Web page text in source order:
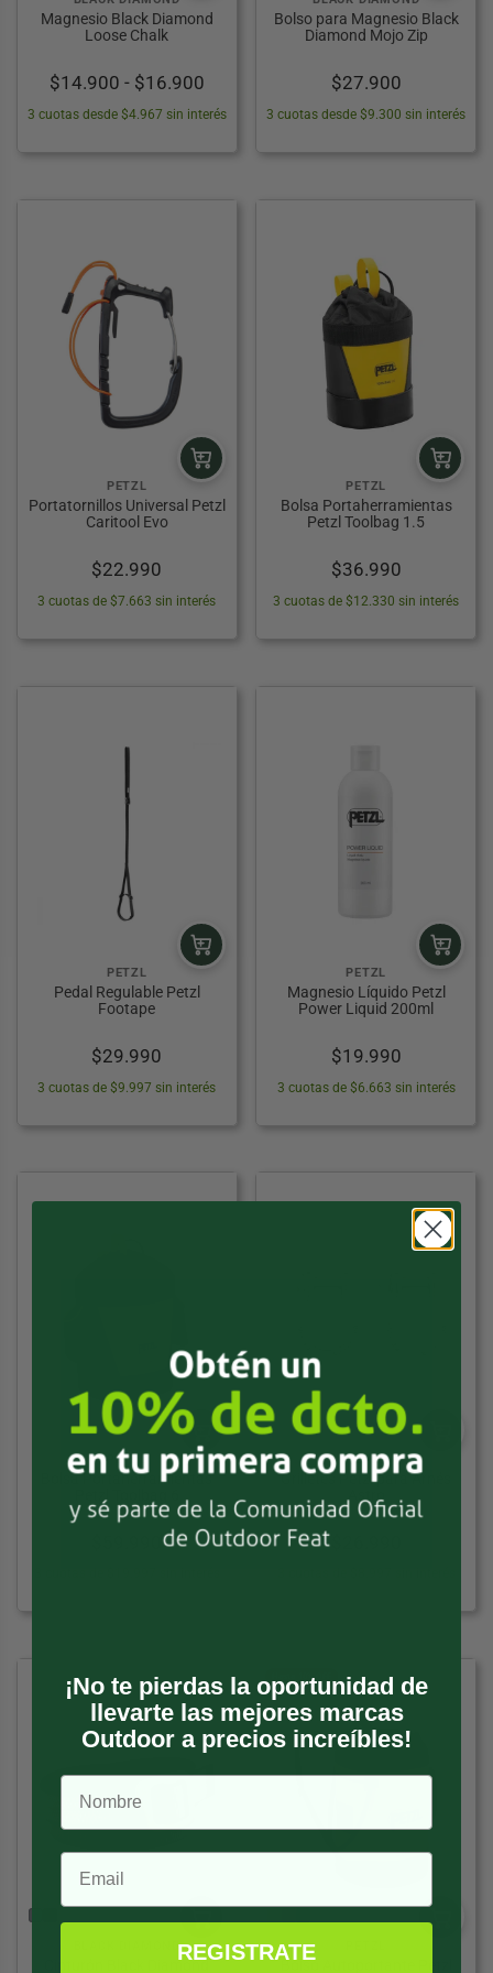
Magnesio Black Diamond
Loose Chalk
$14.900 - $16.900Rango
de
desde
3 cuotas desde $4.967 sin interés
Bolso para Magnesio Black
Diamond Mojo Zip
$27.900
3 cuotas desde $9.300 sin interés
PETZL
Portatornillos Universal Petzl
Caritool Evo
$22.990
3 cuotas de $7.663 sin interés
PETZL
Bolsa Portaherramientas
Petzl Toolbag 1.5
$36.990
3 cuotas de $12.330 sin interés
PETZL
Pedal Regulable Petzl
Footape
$29.990
3 cuotas de $9.997 sin interés
PETZL
Magnesio Líquido Petzl
Power Liquid 200ml
$19.990
3 cuotas de $6.663 sin interés
PETZL
Bolsa Portaherramientas
PETZL
Grilletes Petzl para Arnés
BLACK DIAMOND
Cinturón Black Diamond
Bolso Autoportante Petzl
Hasta 10% OFF
¡No te pierdas la oportunidad de
llevarte las mejores marcas
Outdoor a precios increíbles!
REGISTRATE